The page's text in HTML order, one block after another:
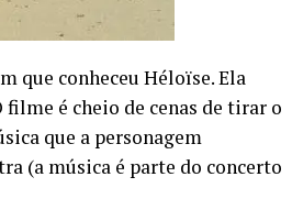
que conheceu Héloïse. Ela
é cheio de cenas de tirar o
que a personagem
(a música é parte do concerto